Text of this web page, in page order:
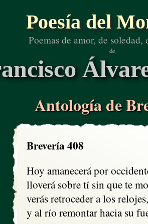
Poesía del
Poemas de amor, de soledad,
de
Antología de
Brevería 408
Hoy amanecerá por
lloverá sobre tí sin que te
verás retroceder a los relojes,
y al río remontar hacia su